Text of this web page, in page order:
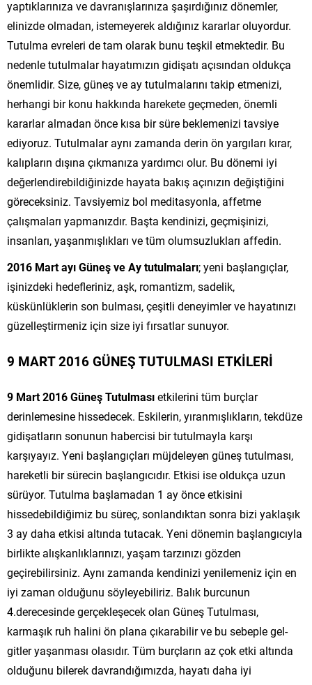
yaptıklarınıza ve davranışlarınıza şaşırdığınız dönemler,
elinizde olmadan, istemeyerek aldığınız kararlar oluyordur.
Tutulma evreleri de tam olarak bunu teşkil etmektedir. Bu
nedenle tutulmalar hayatımızın gidişatı açısından oldukça
önemlidir. Size, güneş ve ay tutulmalarını takip etmenizi,
herhangi bir konu hakkında harekete geçmeden, önemli
kararlar almadan önce kısa bir süre beklemenizi tavsiye
ediyoruz. Tutulmalar aynı zamanda derin ön yargıları kırar,
kalıpların dışına çıkmanıza yardımcı olur. Bu dönemi iyi
değerlendirebildiğinizde hayata bakış açınızın değiştiğini
göreceksiniz. Tavsiyemiz bol meditasyonla, affetme
çalışmaları yapmanızdır. Başta kendinizi, geçmişinizi,
insanları, yaşanmışlıkları ve tüm olumsuzlukları affedin.
2016 Mart ayı Güneş ve Ay tutulmaları; yeni başlangıçlar,
işinizdeki hedefleriniz, aşk, romantizm, sadelik,
küskünlüklerin son bulması, çeşitli deneyimler ve hayatınızı
güzelleştirmeniz için size iyi fırsatlar sunuyor.
9 MART 2016 GÜNEŞ TUTULMASI ETKİLERİ
9 Mart 2016 Güneş Tutulmasıetkilerini tüm burçlar
derinlemesine hissedecek. Eskilerin, yıranmışlıkların, tekdüze
gidişatların sonunun habercisi bir tutulmayla karşı
karşıyayız. Yeni başlangıçları müjdeleyen güneş tutulması,
hareketli bir sürecin başlangıcıdır. Etkisi ise oldukça uzun
sürüyor. Tutulma başlamadan 1 ay önce etkisini
hissedebildiğimiz bu süreç, sonlandıktan sonra bizi yaklaşık
3 ay daha etkisi altında tutacak. Yeni dönemin başlangıcıyla
birlikte alışkanlıklarınızı, yaşam tarzınızı gözden
geçirebilirsiniz. Aynı zamanda kendinizi yenilemeniz için en
iyi zaman olduğunu söyleyebiliriz. Balık burcunun
4.derecesinde gerçekleşecek olan Güneş Tutulması,
karmaşık ruh halini ön plana çıkarabilir ve bu sebeple gel-
gitler yaşanması olasıdır. Tüm burçların az çok etki altında
olduğunu bilerek davrandığımızda, hayatı daha iyi